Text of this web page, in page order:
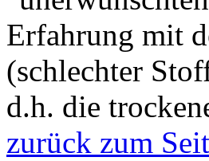
Erfahrung mit
(schlechter
d.h. die
zurück zum